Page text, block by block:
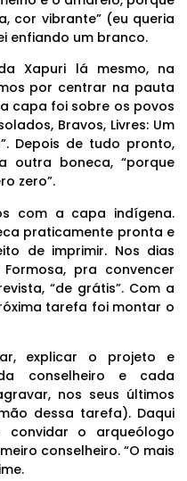
cor vibrante” (eu queria
enfiando um branco.
Xapuri lá mesmo, na
por centrar na pauta
capa foi sobre os povos
Bravos, Livres: Um
Depois de tudo pronto,
outra boneca, “porque
zero”.
com a capa indígena.
praticamente pronta e
de imprimir. Nos dias
pra convencer
“de grátis”. Com a
tarefa foi montar o
explicar o projeto e
conselheiro e cada
nos seus últimos
dessa tarefa). Daqui
convidar o arqueólogo
conselheiro. “O mais